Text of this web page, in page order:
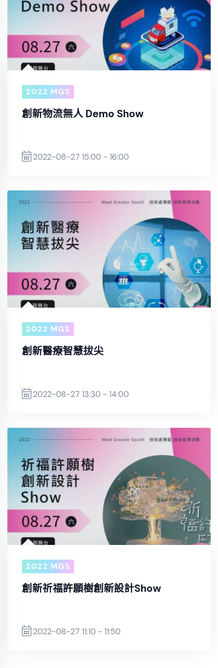
2022 MGS
創新物流無人 Demo Show
2022-08-27 15:00 - 16:00
2022 MGS
創新醫療智慧拔尖
2022-08-27 13:30 - 14:00
2022 MGS
創新祈福許願樹創新設計Show
2022-08-27 11:10 - 11:50